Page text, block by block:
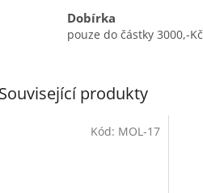
Dobírka
pouze do částky 3000,-Kč
Související produkty
Kód: MOL-17